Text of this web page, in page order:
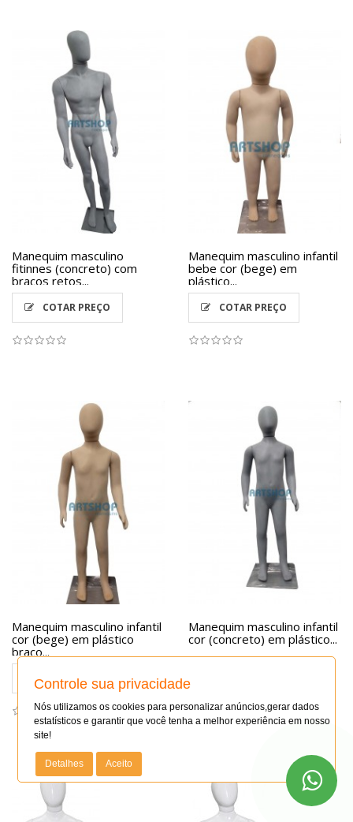
Manequim masculino
fitinnes (concreto) com
braços retos...
COTAR PREÇO
Manequim masculino infantil
bebe cor (bege) em
plástico...
COTAR PREÇO
Manequim masculino infantil
cor (bege) em plástico
braço...
COTAR PREÇO
Manequim masculino infantil
cor (concreto) em plástico...
Controle sua privacidade
Nós utilizamos os cookies para personalizar anúncios,gerar dados
estatísticos e garantir que você tenha a melhor experiência em nosso
site!
Detalhes Aceito